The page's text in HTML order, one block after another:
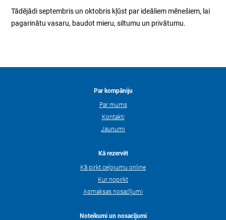
Tādējādi septembris un oktobris kļūst par ideāliem mēnešiem, lai
pagarinātu vasaru, baudot mieru, siltumu un privātumu.
Par kompāniju
Par mums
Kontakti
Jaunumi
Kā rezervēt
Kā pirkt ceļojumu online
Kur nopirkt
Apmaksas nosacījumi
Noteikumi un nosacījumi